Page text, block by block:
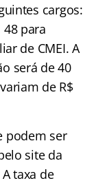
cargos:
para
de CMEI. A
será de 40
de R$
podem ser
site da
A taxa de